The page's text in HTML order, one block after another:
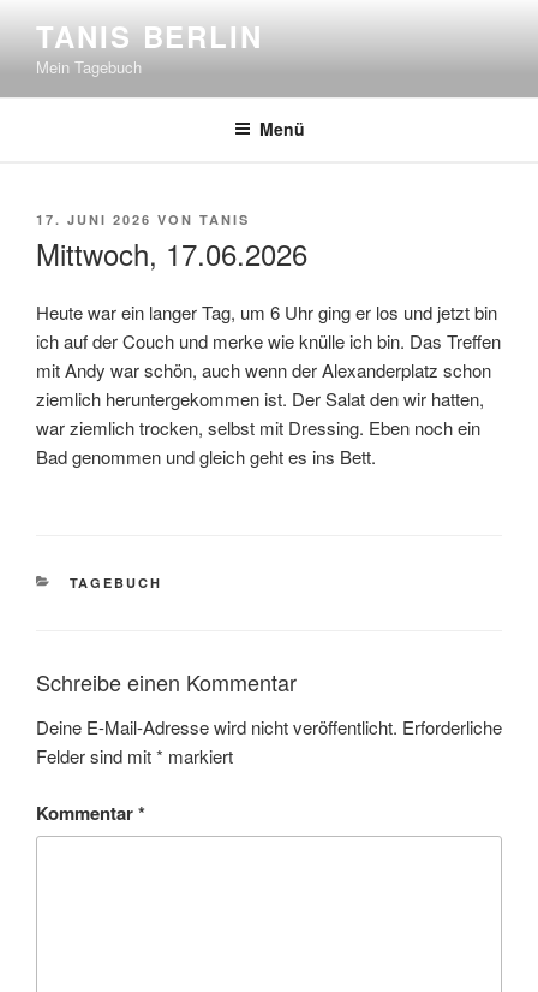
springen
TANIS BERLIN
Mein Tagebuch
Menü
VERÖFFENTLICHT
17. JUNI 2026 VON TANIS
Mittwoch, 17.06.2026
Heute war ein langer Tag, um 6 Uhr ging er los und jetzt bin
ich auf der Couch und merke wie knülle ich bin. Das Treffen
mit Andy war schön, auch wenn der Alexanderplatz schon
ziemlich heruntergekommen ist. Der Salat den wir hatten,
war ziemlich trocken, selbst mit Dressing. Eben noch ein
Bad genommen und gleich geht es ins Bett.
KATEGORIEN
TAGEBUCH
Schreibe einen Kommentar
Deine E-Mail-Adresse wird nicht veröffentlicht. Erforderliche
Felder sind mit* markiert
Kommentar*